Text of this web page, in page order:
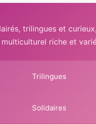
trilingues et
riche et
Trilingues
Solidaires